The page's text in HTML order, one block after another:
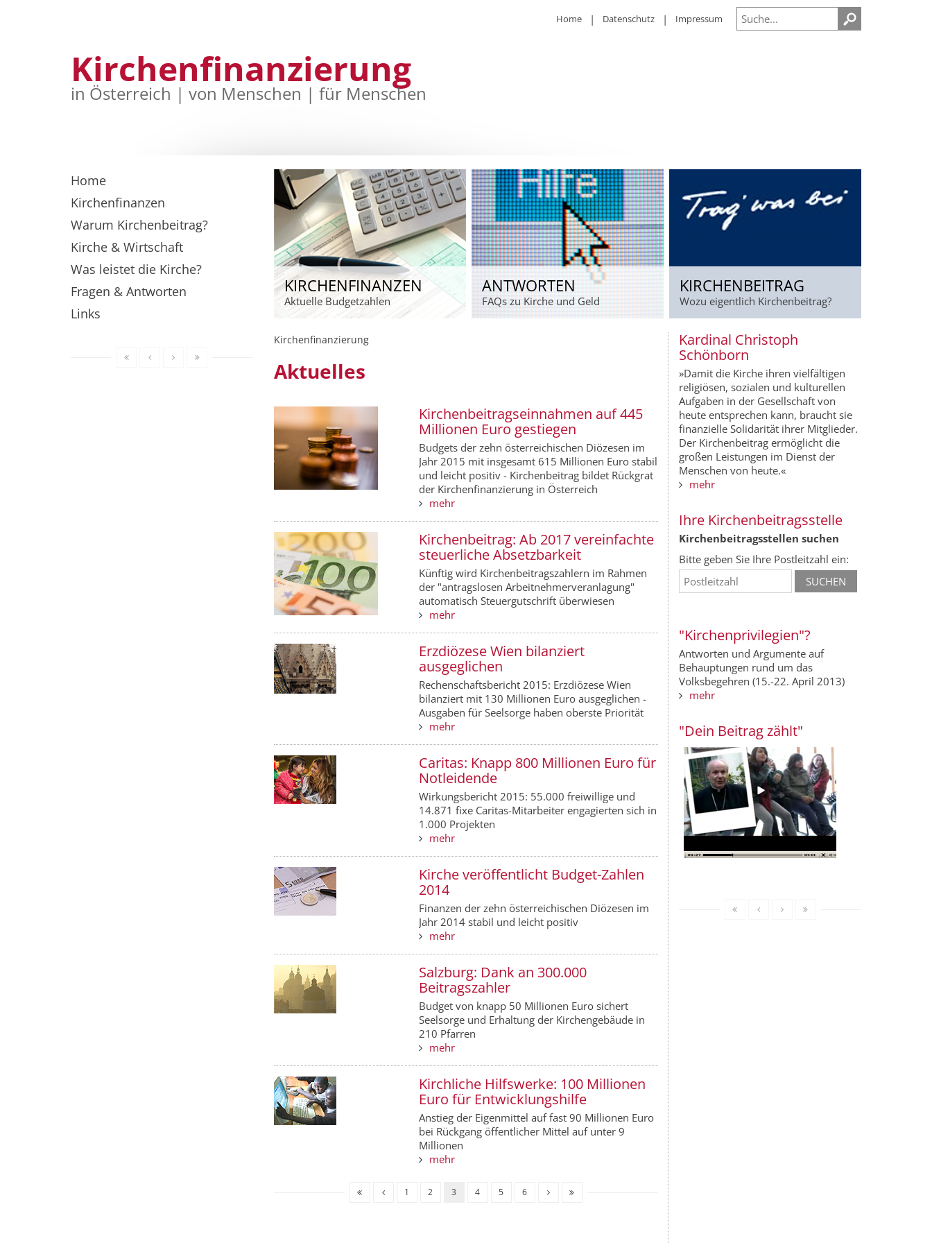
Kirchenfinanzierung
in Österreich | von Menschen | für Menschen
Home Datenschutz Impressum
KIRCHENFINANZEN
Aktuelle Budgetzahlen
ANTWORTEN
FAQs zu Kirche und Geld
KIRCHENBEITRAG
Wozu eigentlich Kirchenbeitrag?
Kirchenfinanzierung
Aktuelles
Kirchenbeitragseinnahmen auf 445
Millionen Euro gestiegen
Budgets der zehn österreichischen Diözesen im
Jahr 2015 mit insgesamt 615 Millionen Euro stabil
und leicht positiv - Kirchenbeitrag bildet Rückgrat
der Kirchenfinanzierung in Österreich
mehr
Kirchenbeitrag: Ab 2017 vereinfachte
steuerliche Absetzbarkeit
Künftig wird Kirchenbeitragszahlern im Rahmen
der "antragslosen Arbeitnehmerveranlagung"
automatisch Steuergutschrift überwiesen
mehr
Erzdiözese Wien bilanziert
ausgeglichen
Rechenschaftsbericht 2015: Erzdiözese Wien
bilanziert mit 130 Millionen Euro ausgeglichen -
Ausgaben für Seelsorge haben oberste Priorität
mehr
Caritas: Knapp 800 Millionen Euro für
Notleidende
Wirkungsbericht 2015: 55.000 freiwillige und
14.871 fixe Caritas-Mitarbeiter engagierten sich in
1.000 Projekten
mehr
Kirche veröffentlicht Budget-Zahlen
2014
Finanzen der zehn österreichischen Diözesen im
Jahr 2014 stabil und leicht positiv
mehr
Salzburg: Dank an 300.000
Beitragszahler
Budget von knapp 50 Millionen Euro sichert
Seelsorge und Erhaltung der Kirchengebäude in
210 Pfarren
mehr
Kirchliche Hilfswerke: 100 Millionen
Euro für Entwicklungshilfe
Anstieg der Eigenmittel auf fast 90 Millionen Euro
bei Rückgang öffentlicher Mittel auf unter 9
Millionen
mehr
1 2 3 4 5 6
Kardinal Christoph
Schönborn
»Damit die Kirche ihren vielfältigen
religiösen, sozialen und kulturellen
Aufgaben in der Gesellschaft von
heute entsprechen kann, braucht sie
finanzielle Solidarität ihrer Mitglieder.
Der Kirchenbeitrag ermöglicht die
großen Leistungen im Dienst der
Menschen von heute.«
mehr
Ihre Kirchenbeitragsstelle
Kirchenbeitragsstellen suchen
Bitte geben Sie Ihre Postleitzahl ein:
"Kirchenprivilegien"?
Antworten und Argumente auf
Behauptungen rund um das
Volksbegehren (15.-22. April 2013)
mehr
"Dein Beitrag zählt"
Home
Kirchenfinanzen
Warum Kirchenbeitrag?
Kirche & Wirtschaft
Was leistet die Kirche?
Fragen & Antworten
Links